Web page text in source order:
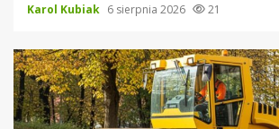
Karol Kubiak 6 sierpnia 2026 21